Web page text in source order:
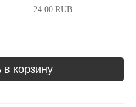
24.00 RUB
корзину